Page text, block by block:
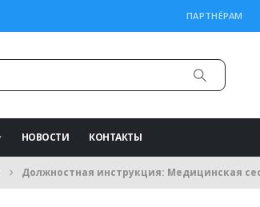
ПАРТНЁРАМ
НОВОСТИ КОНТАКТЫ
Должностная инструкция: Медицинская